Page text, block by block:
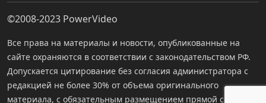
©2008-2023 PowerVideo
Все права на материалы и новости, опубликованные на
сайте охраняются в соответствии с законодательством РФ.
Допускается цитирование без согласия администратора с
редакцией не более 30% от объема оригинального
материала, с обязательным размещением прямой ссылки